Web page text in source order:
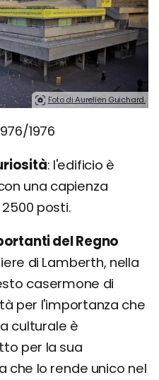
Foto di Aurelien Guichard.
1976
l'edificio è
una capienza
posti.
del Regno
di Lamberth, nella
casermone di
per l'importanza che
culturale è
per la sua
lo rende unico nel